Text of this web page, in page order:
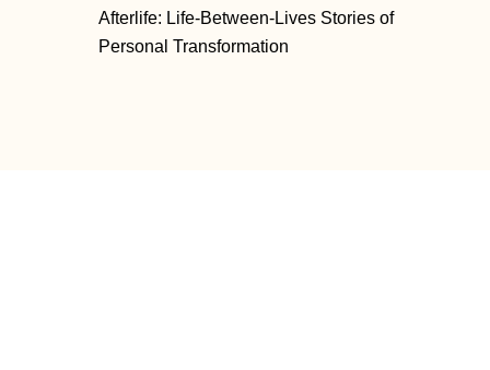
Afterlife: Life-Between-Lives Stories of
Personal Transformation